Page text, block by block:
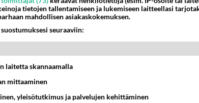
Borssikeitto tuo ripauksen
omaan ruokapöytääsi.
Porkkanakeitto on raikas
ilmestys.
tietojen tallentamiseen ja lukemiseen laitteellasi
mahdollisen asiakaskokemuksen.
seuraaviin:
laitetta skannaamalla
mittaaminen
yleisötutkimus ja palvelujen kehittäminen